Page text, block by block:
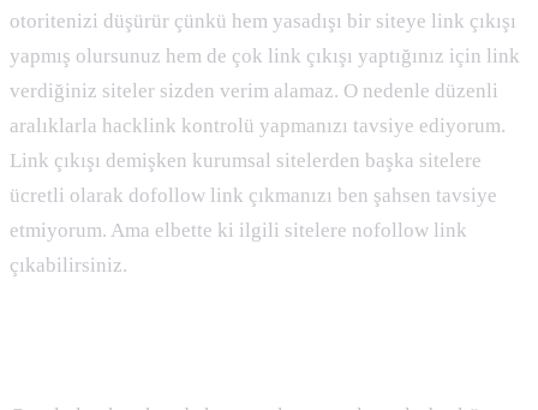
otoritenizi düşürür çünkü hem yasadışı bir siteye link çıkışı
yapmış olursunuz hem de çok link çıkışı yaptığınız için link
verdiğiniz siteler sizden verim alamaz. O nedenle düzenli
aralıklarla hacklink kontrolü yapmanızı tavsiye ediyorum.
Link çıkışı demişken kurumsal sitelerden başka sitelere
ücretli olarak dofollow link çıkmanızı ben şahsen tavsiye
etmiyorum. Ama elbette ki ilgili sitelere nofollow link
çıkabilirsiniz.